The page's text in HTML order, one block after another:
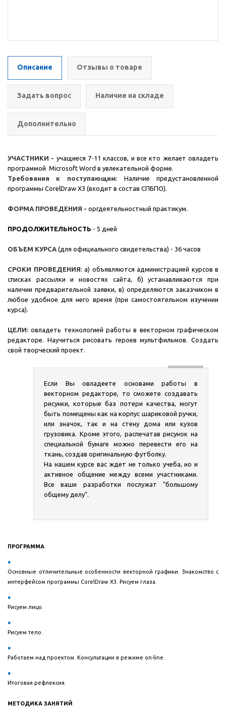
Описание Отзывы о товаре
Задать вопрос Наличие на складе
Дополнительно
УЧАСТНИКИ - учащиеся 7-11 классов, и все кто желает овладеть
программой Microsoft Word в увлекательной форме.
Требования к поступающим: Наличие предустановленной
программы CorelDraw X3 (входит в состав СПБПО).
ФОРМА ПРОВЕДЕНИЯ - оргдеятельностный практикум.
ПРОДОЛЖИТЕЛЬНОСТЬ - 5 дней
ОБЪЕМ КУРСА (для официального свидетельства) - 36 часов
СРОКИ ПРОВЕДЕНИЯ: а) объявляются администрацией курсов в
списках рассылки и новостях сайта, б) устанавливаются при
наличии предварительной заявки, в) определяются заказчиком в
любое удобное для него время (при самостоятельном изучении
курса).
ЦЕЛИ:овладеть технологией работы в векторном графическом
редакторе. Научиться рисовать героев мультфильмов. Создать
свой творческий проект.
Если Вы овладеете основами работы в
векторном редакторе, то сможете создавать
рисунки, которые баз потери качества, могут
быть помещены как на корпус шариковой ручки,
или значок, так и на стену дома или кузов
грузовика. Кроме этого, распечатав рисунок на
специальной бумаге можно перевести его на
ткань, создав оригинальную футболку.
На нашем курсе вас ждет не только учеба, но и
активное общение между всеми участниками.
Все ваши разработки послужат "большому
общему делу".
ПРОГРАММА
Основные отличительные особенности векторной графики. Знакомство с
интерфейсом программы CorelDraw X3. Рисуем глаза.
Рисуем лицо.
Рисуем тело.
Работаем над проектом. Консультации в режиме on-line.
Итоговая рефлексия.
МЕТОДИКА ЗАНЯТИЙ